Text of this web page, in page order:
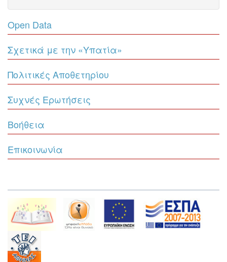
Open Data
Σχετικά με την «Υπατία»
Πολιτικές Αποθετηρίου
Συχνές Ερωτήσεις
Βοήθεια
Επικοινωνία